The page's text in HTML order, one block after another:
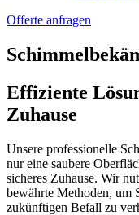
Offerte anfragen
Effiziente
Zuhause
Unsere professionelle
nur eine saubere
sicheres Zuhause. Wir
bewährte Methoden, um
zukünftigen Befall zu